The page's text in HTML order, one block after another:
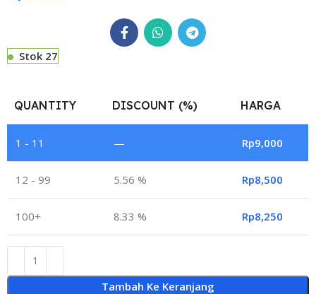
Stok 27
QUANTITY DISCOUNT (%) HARGA
1 - 11 — Rp9,000
12 - 99 5.56 % Rp8,500
100+ 8.33 % Rp8,250
Tambah Ke Keranjang